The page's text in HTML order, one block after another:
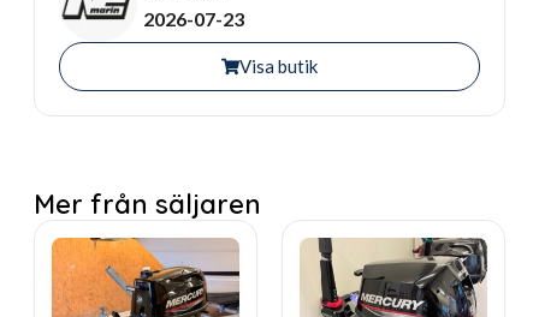
Trimplan
Mercury V8 300hk , ca 170 gångtimmar
Simrad GPS/Ekolod
Dusch
Färskvatten
Ny lagt Soft floor på durk 2025.
Solbädd med dynor på fördäck.
Fendrar
2026-07-23
Visa butik
Mer från säljaren